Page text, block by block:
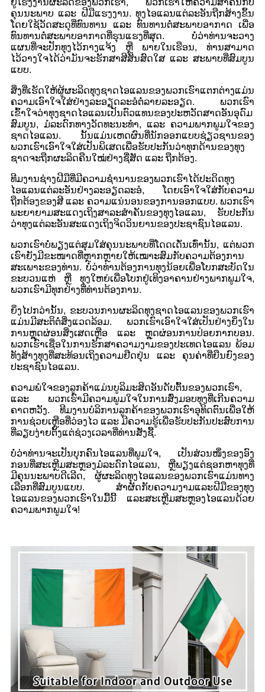
ຄຸນນະພາບ ແລະ ຝີມືແຮງງານ. ທຸງໄອແລນແຕ່ລະອັນຖືກສ້າງຂຶ້ນ
ໂດຍໃຊ້ວັດສະດຸທີ່ທົນທານ ແລະ ທົນທານຕໍ່ສະພາບອາກາດ ເພື່ອ
ທົນທານຕໍ່ສະພາບອາກາດທີ່ຮຸນແຮງທີ່ສຸດ. ບໍ່ວ່າທ່ານຈະວາງ
ແຜນທີ່ຈະປັກທຸງໄວ້ກາງແຈ້ງ ຫຼື ພາຍໃນເຮືອນ, ທ່ານສາມາດ
ໄວ້ວາງໃຈໄດ້ວ່າມັນຈະຮັກສາສີສັນສົດໃສ ແລະ ສະພາບທີ່ສົມບູນ
ແບບ.
ສິ່ງທີ່ເຮັດໃຫ້ຜູ້ຜະລິດທຸງຊາດໄອແລນຂອງພວກເຮົາແຕກຕ່າງແມ່ນ
ຄວາມເອົາໃຈໃສ່ຢ່າງລະອຽດລະອໍຕໍ່ລາຍລະອຽດ. ພວກເຮົາ
ເຂົ້າໃຈວ່າທຸງຊາດໄອແລນເປັນຕົວແທນຂອງປະຫວັດສາດອັນອຸດົມ
ສົມບູນ, ມໍລະດົກທາງວັດທະນະທໍາ, ແລະ ຄວາມພາກພູມໃຈຂອງ
ຊາດໄອແລນ. ນັ້ນແມ່ນເຫດຜົນທີ່ນັກອອກແບບຊ່ຽວຊານຂອງ
ພວກເຮົາເອົາໃຈໃສ່ເປັນພິເສດເພື່ອຮັບປະກັນວ່າທຸກດ້ານຂອງທຸງ
ຊາດຈະຖືກຜະລິດຄືນໃໝ່ຢ່າງຊື່ສັດ ແລະ ຖືກຕ້ອງ.
ທີມງານຊ່າງຝີມືທີ່ມີຄວາມຊຳນານຂອງພວກເຮົາໄດ້ປະດິດທຸງ
ໄອແລນແຕ່ລະອັນຢ່າງລະອຽດລະອໍ, ໂດຍເອົາໃຈໃສ່ກັບຄວາມ
ຖືກຕ້ອງຂອງສີ ແລະ ຄວາມແນ່ນອນຂອງການອອກແບບ. ພວກເຮົາ
ພະຍາຍາມສະແດງເຖິງສາລະສຳຄັນຂອງທຸງໄອແລນ, ຮັບປະກັນ
ວ່າທຸງແຕ່ລະອັນສະແດງເຖິງຈິດວິນຍານຂອງປະຊາຊົນໄອແລນ.
ພວກເຮົາບໍ່ພຽງແຕ່ສຸມໃສ່ຄຸນນະພາບທີ່ໂດດເດັ່ນເທົ່ານັ້ນ, ແຕ່ພວກ
ເຮົາຍັງມີຂະໜາດທີ່ຫຼາກຫຼາຍໃຫ້ເໝາະສົມກັບຄວາມຕ້ອງການ
ສະເພາະຂອງທ່ານ. ບໍ່ວ່າທ່ານຕ້ອງການທຸງນ້ອຍເພື່ອໂບກສະບັດໃນ
ຂະບວນແຫ່ ຫຼື ທຸງໃຫຍ່ເພື່ອໂບກຢູ່ເທິງອາຄານຢ່າງພາກພູມໃຈ,
ພວກເຮົາມີທຸກຢ່າງທີ່ທ່ານຕ້ອງການ.
ຍິ່ງໄປກວ່ານັ້ນ, ຂະບວນການຜະລິດທຸງຊາດໄອແລນຂອງພວກເຮົາ
ແມ່ນມີສະຕິຕໍ່ສິ່ງແວດລ້ອມ. ພວກເຮົາເອົາໃຈໃສ່ເປັນຢ່າງຍິ່ງໃນ
ການຫຼຸດຜ່ອນສິ່ງເສດເຫຼືອ ແລະ ຫຼຸດຜ່ອນການປ່ອຍກາກບອນ.
ພວກເຮົາເຊື່ອໃນການຮັກສາຄວາມງາມຂອງປະເທດໄອແລນ ພ້ອມ
ທັງສ້າງທຸງທີ່ສະທ້ອນເຖິງຄວາມຢືດຢຸ່ນ ແລະ ຄຸນຄ່າທີ່ຍືນຍົງຂອງ
ປະຊາຊົນໄອແລນ.
ຄວາມພໍໃຈຂອງລູກຄ້າແມ່ນບູລິມະສິດອັນດັບຕົ້ນຂອງພວກເຮົາ,
ແລະ ພວກເຮົາມີຄວາມພູມໃຈໃນການສົ່ງມອບທຸງທີ່ເກີນຄວາມ
ຄາດຫວັງ. ທີມງານບໍລິການລູກຄ້າຂອງພວກເຮົາອຸທິດຕົນເພື່ອໃຫ້
ການຊ່ວຍເຫຼືອທີ່ວ່ອງໄວ ແລະ ມີຄວາມຮູ້ເພື່ອຮັບປະກັນປະສົບການ
ທີ່ລຽບງ່າຍຕັ້ງແຕ່ຊ່ວງເວລາທີ່ທ່ານສັ່ງຊື້.
ບໍ່ວ່າທ່ານຈະເປັນບຸກຄົນໄອແລນທີ່ພູມໃຈ, ເປັນສ່ວນໜຶ່ງຂອງອົງ
ກອນທີ່ສະເຫຼີມສະຫຼອງມໍລະດົກໄອແລນ, ຫຼືພຽງແຕ່ຊອກຫາທຸງທີ່
ມີຄຸນນະພາບດີເລີດ, ຜູ້ຜະລິດທຸງໄອແລນຂອງພວກເຮົາແມ່ນທາງ
ເລືອກທີ່ສົມບູນແບບ. ສຳຜັດກັບຄວາມງາມແລະຝີມືຂອງທຸງ
ໄອແລນຂອງພວກເຮົາໃນມື້ນີ້ ແລະສະເຫຼີມສະຫຼອງໄອແລນດ້ວຍ
ຄວາມພາກພູມໃຈ!